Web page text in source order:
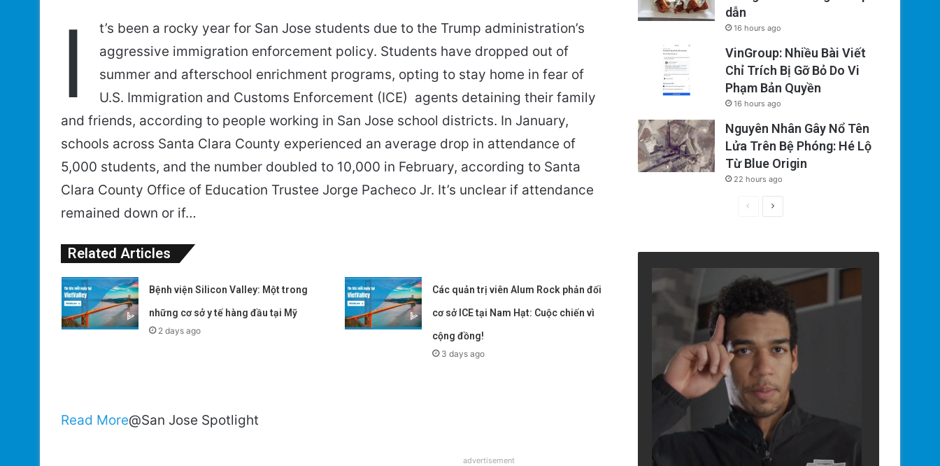
I
t’s been a rocky year for San Jose students due to the Trump administration’s
aggressive immigration enforcement policy. Students have dropped out of
summer and afterschool enrichment programs, opting to stay home in fear of
U.S. Immigration and Customs Enforcement (ICE) agents detaining their family
and friends, according to people working in San Jose school districts. In January,
schools across Santa Clara County experienced an average drop in attendance of
5,000 students, and the number doubled to 10,000 in February, according to Santa
Clara County Office of Education Trustee Jorge Pacheco Jr. It’s unclear if attendance
remained down or if…
Related Articles
Bệnh viện Silicon Valley: Một trong
những cơ sở y tế hàng đầu tại Mỹ
2 days ago
Các quản trị viên Alum Rock phản đối
cơ sở ICE tại Nam Hạt: Cuộc chiến vì
cộng đồng!
3 days ago
Read More@San Jose Spotlight
advertisement
dẫn
16 hours ago
VinGroup: Nhiều Bài Viết
Chỉ Trích Bị Gỡ Bỏ Do Vi
Phạm Bản Quyền
16 hours ago
Nguyên Nhân Gây Nổ Tên
Lửa Trên Bệ Phóng: Hé Lộ
Từ Blue Origin
22 hours ago
PreviousNext